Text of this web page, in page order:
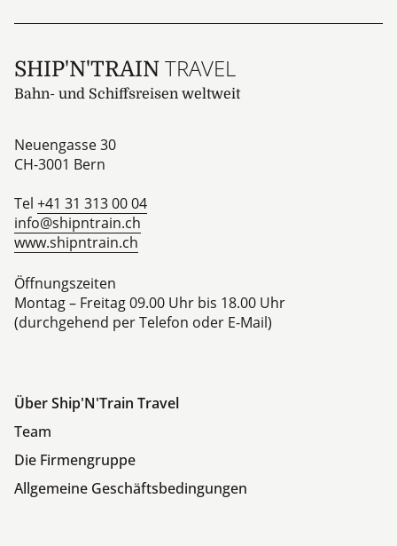
SHIP'N'TRAIN TRAVEL
Bahn- und Schiffsreisen weltweit
Neuengasse 30
CH-3001 Bern
Tel +41 31 313 00 04
info@shipntrain.ch
www.shipntrain.ch
Öffnungszeiten
Montag – Freitag 09.00 Uhr bis 18.00 Uhr
(durchgehend per Telefon oder E-Mail)
Über Ship'N'Train Travel
Team
Die Firmengruppe
Allgemeine Geschäftsbedingungen